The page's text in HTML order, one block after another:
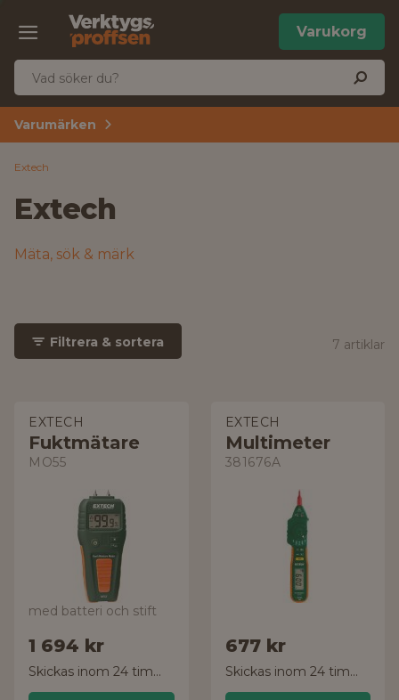
Varukorg
Varumärken
Extech
Extech
Mäta, sök & märk
Filtrera & sortera 7 artiklar
EXTECH
Fuktmätare
MO55
med batteri och stift
1 694 kr
Skickas inom 24 timmar!
EXTECH
Multimeter
381676A
677 kr
Skickas inom 24 timmar!